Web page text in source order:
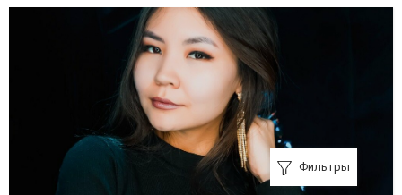
Фильтры